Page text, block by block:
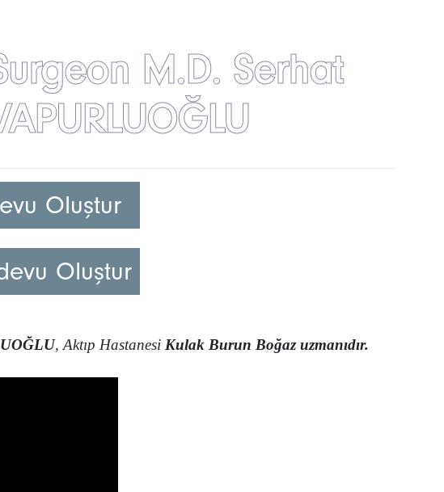
M.D. Serhat
Oluştur
Oluştur
, Aktıp Hastanesi Kulak Burun Boğaz uzmanıdır.